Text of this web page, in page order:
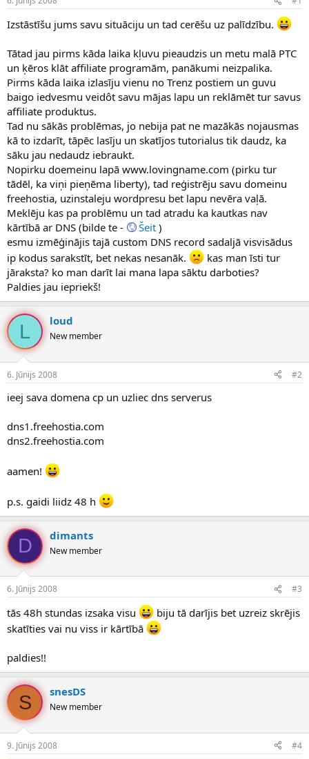
n
u
s
ā
c
ē
j
s
a
u
s
Izstāstīšu jums savu situāciju un tad cerēšu uz palīdzību.
Tātad jau pirms kāda laika kļuvu pieaudzis un metu malā PTC
un ķēros klāt affiliate programām, panākumi neizpalika.
Pirms kāda laika izlasīju vienu no Trenz postiem un guvu
baigo iedvesmu veidôt savu mājas lapu un reklāmēt tur savus
affiliate produktus.
Tad nu sākās problēmas, jo nebija pat ne mazākās nojausmas
kā to izdarīt, tāpēc lasīju un skatījos tutorialus tik daudz, ka
sāku jau nedaudz iebraukt.
Nopirku doemeinu lapā www.lovingname.com (pirku tur
tādēl, ka viņi pieņēma liberty), tad reģistrēju savu domeinu
freehostia, uzinstaleju wordpresu bet lapu nevēra vaļā.
Meklēju kas pa problēmu un tad atradu ka kautkas nav
kārtībā ar DNS (bilde te -
Šeit )
esmu izmēģinājis tajā custom DNS record sadaljā visvisādus
ip kodus sarakstīt, bet nekas nesanāk.
kas man īsti tur
jāraksta? ko man darīt lai mana lapa sāktu darboties?
Paldies jau iepriekš!
L loud
New member
6. Jūnijs 2008 #2
ieej sava domena cp un uzliec dns serverus
dns1.freehostia.com
dns2.freehostia.com
aamen!
p.s. gaidi liidz 48 h
D dimants
New member
6. Jūnijs 2008 #3
tās 48h stundas izsaka visu
biju tā darījis bet uzreiz skrējis
skatīties vai nu viss ir kārtībā
paldies!!
S snesDS
New member
9. Jūnijs 2008 #4